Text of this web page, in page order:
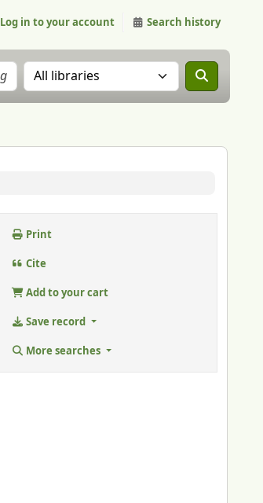
Log in to your account Search history
Search the catalog in:
Print
Cite
Add to your cart
Save record
More searches